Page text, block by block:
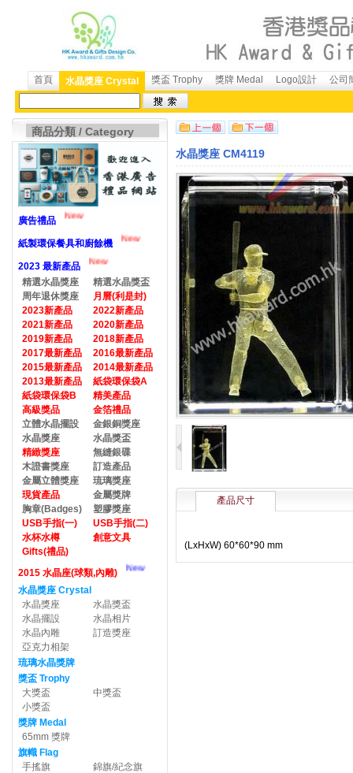
首頁 水晶獎座 Crystal 獎盃 Trophy 獎牌 Medal Logo設計 公司
商品分類 / Category
廣告禮品 New
紙製環保餐具和廚餘機 New
2023 最新產品
New
精選水晶獎座
精選水晶獎盃
周年退休獎座
月曆(利是封)
2023新產品
2022新產品
2021新產品
2020新產品
2019新產品
2018新產品
2017最新產品
2016最新產品
2015最新產品
2014最新產品
2013最新產品
紙袋環保袋A
紙袋環保袋B
精美產品
高級獎品
金箔禮品
立體水晶擺設
金銀銅獎座
水晶獎座
水晶獎盃
精緻獎座
無縫銀碟
木證書獎座
訂造產品
金屬立體獎座
琉璃獎座
現貨產品
金屬獎牌
胸章(Badges)
塑膠獎座
USB手指(一)
USB手指(二)
水杯水樽
創意文具
Gifts(禮品)
2015 水晶座(球類,內雕)
New
水晶獎座 Crystal
水晶獎座
水晶獎盃
水晶擺設
水晶相片
水晶內雕
訂造獎座
亞克力相架
琉璃水晶獎牌
獎盃 Trophy
大獎盃
中獎盃
小獎盃
獎牌 Medal
65mm 獎牌
旗幟 Flag
手搖旗
錦旗/紀念旗
水晶獎座 CM4119
產品尺寸
(LxHxW) 60*60*90 mm